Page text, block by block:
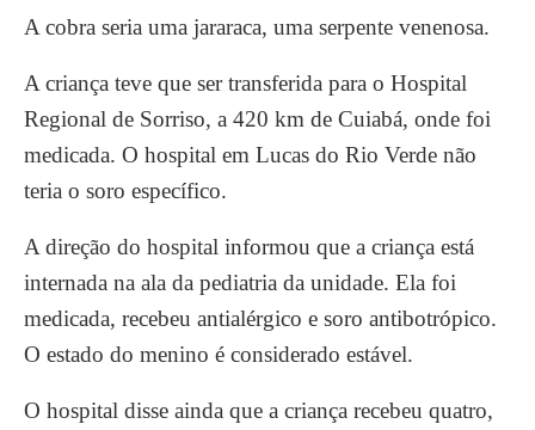
A cobra seria uma jararaca, uma serpente venenosa.
A criança teve que ser transferida para o Hospital
Regional de Sorriso, a 420 km de Cuiabá, onde foi
medicada. O hospital em Lucas do Rio Verde não
teria o soro específico.
A direção do hospital informou que a criança está
internada na ala da pediatria da unidade. Ela foi
medicada, recebeu antialérgico e soro antibotrópico.
O estado do menino é considerado estável.
O hospital disse ainda que a criança recebeu quatro,